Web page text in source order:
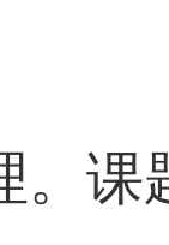
。课